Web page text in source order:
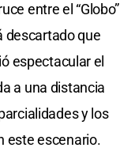
entre el “Globo”
descartado que
espectacular el
a una distancia
y los
este escenario.